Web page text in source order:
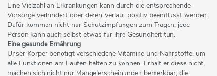
Eine Vielzahl an Erkrankungen kann durch die entsprechende
Vorsorge verhindert oder deren Verlauf positiv beeinflusst werden.
Dafür kommen nicht nur Schutzimpfungen zum Tragen, jede
Person kann auch selbst etwas für ihre Gesundheit tun.
Eine gesunde Ernährung
Unser Körper benötigt verschiedene Vitamine und Nährstoffe, um
alle Funktionen am Laufen halten zu können. Erhält er diese nicht,
machen sich nicht nur Mangelerscheinungen bemerkbar, die